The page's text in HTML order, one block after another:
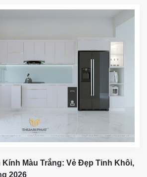
Màu Trắng: Vẻ Đẹp Tinh Khôi,
2026